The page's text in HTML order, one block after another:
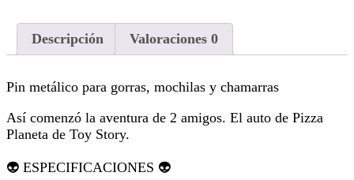
Descripción Valoraciones 0
Pin metálico para gorras, mochilas y chamarras
Así comenzó la aventura de 2 amigos. El auto de Pizza
Planeta de Toy Story.
👽 ESPECIFICACIONES 👽